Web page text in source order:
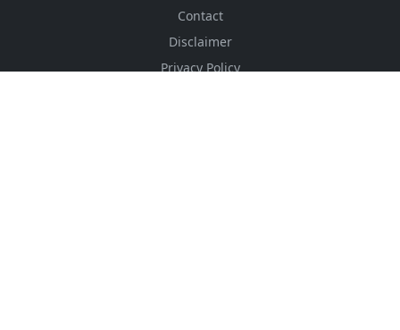
Contact
Disclaimer
Privacy Policy